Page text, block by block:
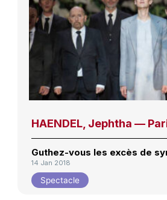
HAENDEL, Jephtha —
Guthez-vous les excès de
14 Jan 2018
Spectacle